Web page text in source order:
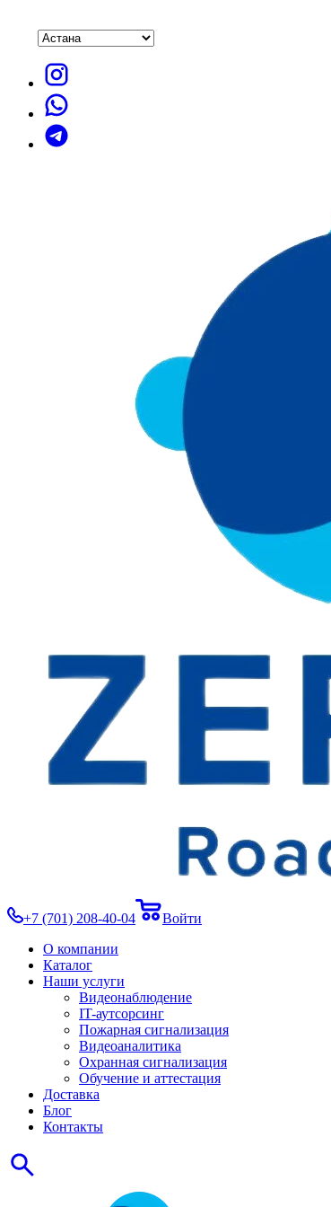
+7 (701) 208-40-04
Войти
О компании
Каталог
Наши услуги
Видеонаблюдение
IT-аутсорсинг
Пожарная сигнализация
Видеоаналитика
Охранная сигнализация
Обучение и аттестация
Доставка
Блог
Контакты